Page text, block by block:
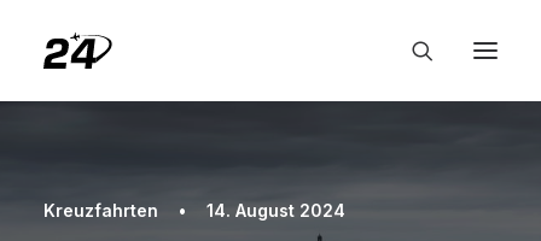
Kreuzfahrten • 14. August 2024